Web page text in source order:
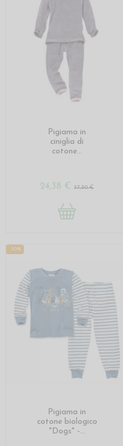
Pigiama in
ciniglia di
cotone...
24,38 €37,50 €
-30%
Pigiama in
cotone biologico
"Dogs" -...